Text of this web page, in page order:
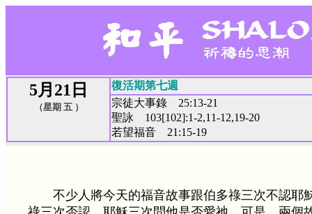
5月21日
（星期 五 ）
復活期第七週
宗徒大事錄 25:13-21
聖詠 103[102]:1-2,11-12,19-20
若望福音 21:15-19
不少人將今天的福音故事跟伯多祿三次不認耶